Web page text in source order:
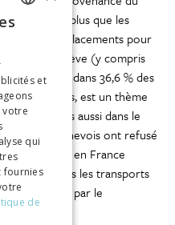
beaucoup plus que les
). Pour les déplacements pour
de Genève (y compris
est utilisée dans 36,6 % des
frontaliers, est un thème
mais aussi dans le
les Genevois ont refusé
relais en France
modal vers les transports
lancé par le
191 .
ITALIAN
et
votre
qui
fournies
de